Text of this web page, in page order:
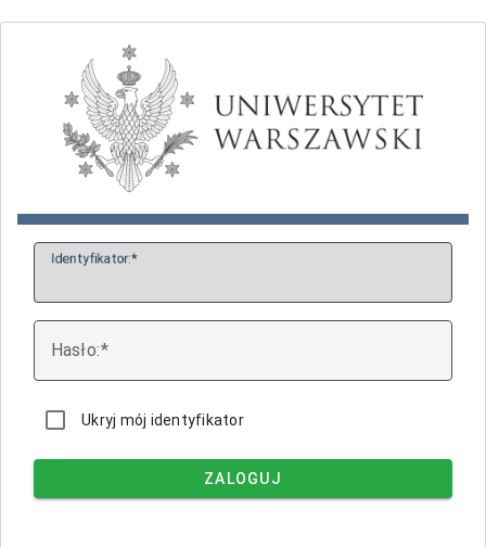
Identyfikator:
Hasło:
Ukryj mój identyfikator
ZALOGUJ